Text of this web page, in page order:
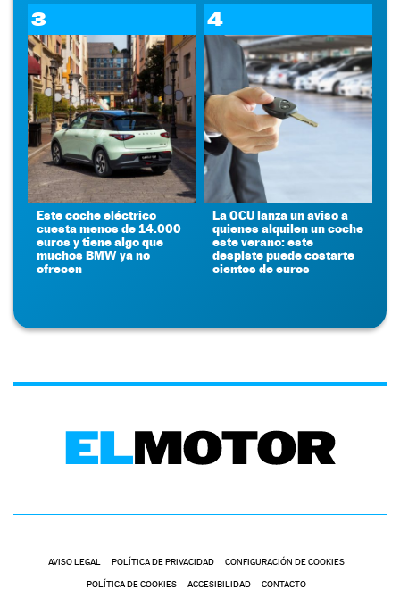
3
Este coche eléctrico
cuesta menos de 14.000
euros y tiene algo que
muchos BMW ya no
ofrecen
4
La OCU lanza un aviso a
quienes alquilen un coche
este verano: este
despiste puede costarte
cientos de euros
AVISO LEGAL POLÍTICA DE PRIVACIDAD CONFIGURACIÓN DE COOKIES
POLÍTICA DE COOKIES ACCESIBILIDAD CONTACTO